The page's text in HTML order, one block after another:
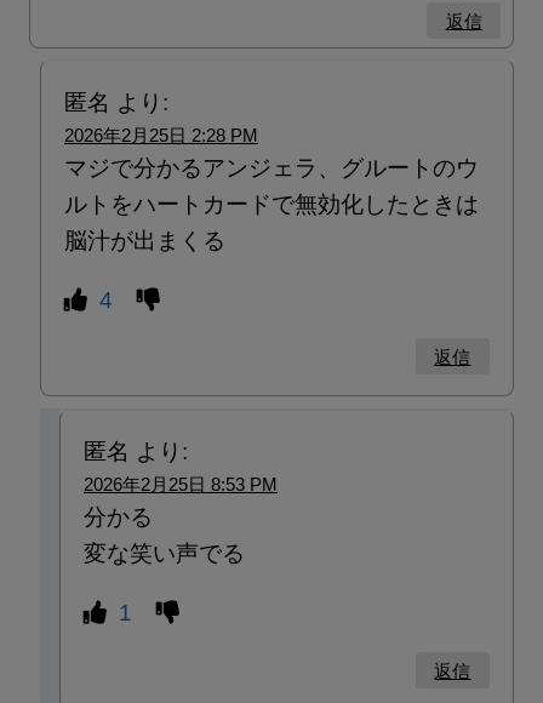
返信
匿名 より:
2026年2月25日 2:28 PM
マジで分かるアンジェラ、グルートのウ
ルトをハートカードで無効化したときは
脳汁が出まくる
4
返信
匿名 より:
2026年2月25日 8:53 PM
分かる
変な笑い声でる
1
返信